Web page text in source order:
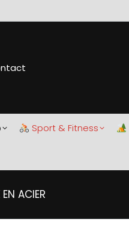
Sport & Fitness
ACIER